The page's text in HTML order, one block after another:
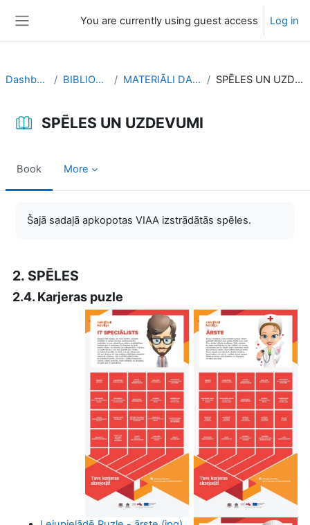
You are currently using guest access Log in
Dashboard BIBLIOTEKA MATERIĀLI DARBAM SPĒLES UN UZDEVUMI
SPĒLES UN UZDEVUMI
Book More
Šajā sadaļā apkopotas VIAA izstrādātās spēles.
2. SPĒLES
2.4. Karjeras puzle